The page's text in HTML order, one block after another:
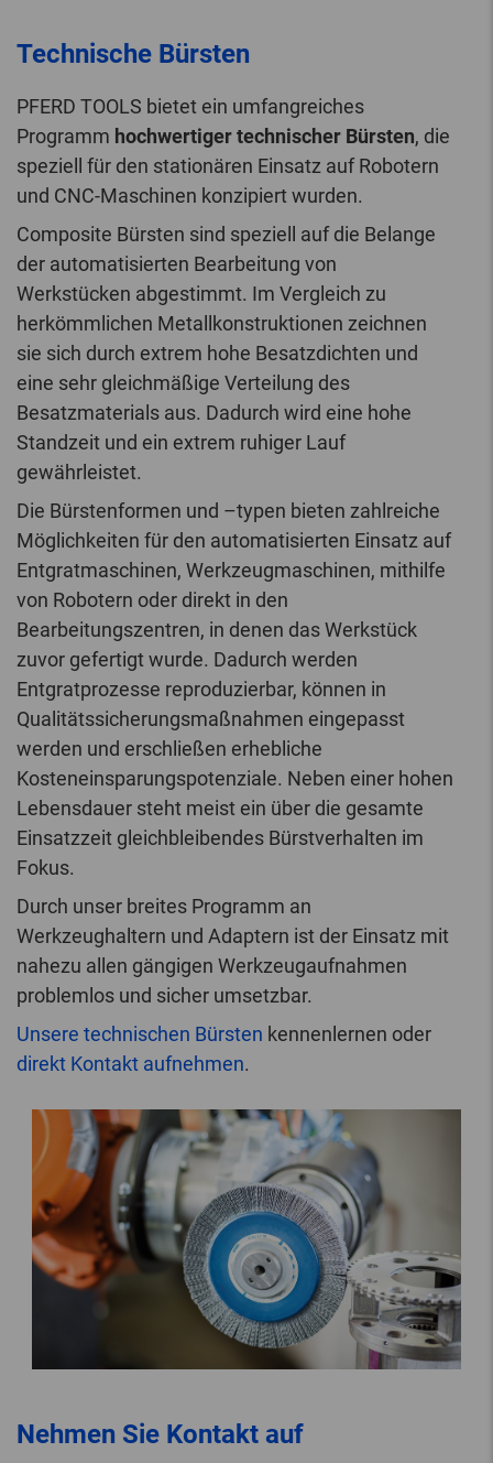
Technische Bürsten
PFERD TOOLS bietet ein umfangreiches
Programm hochwertiger technischer Bürsten, die
speziell für den stationären Einsatz auf Robotern
und CNC-Maschinen konzipiert wurden.
Composite Bürsten sind speziell auf die Belange
der automatisierten Bearbeitung von
Werkstücken abgestimmt. Im Vergleich zu
herkömmlichen Metallkonstruktionen zeichnen
sie sich durch extrem hohe Besatzdichten und
eine sehr gleichmäßige Verteilung des
Besatzmaterials aus. Dadurch wird eine hohe
Standzeit und ein extrem ruhiger Lauf
gewährleistet.
Die Bürstenformen und –typen bieten zahlreiche
Möglichkeiten für den automatisierten Einsatz auf
Entgratmaschinen, Werkzeugmaschinen, mithilfe
von Robotern oder direkt in den
Bearbeitungszentren, in denen das Werkstück
zuvor gefertigt wurde. Dadurch werden
Entgratprozesse reproduzierbar, können in
Qualitätssicherungsmaßnahmen eingepasst
werden und erschließen erhebliche
Kosteneinsparungspotenziale. Neben einer hohen
Lebensdauer steht meist ein über die gesamte
Einsatzzeit gleichbleibendes Bürstverhalten im
Fokus.
Durch unser breites Programm an
Werkzeughaltern und Adaptern ist der Einsatz mit
nahezu allen gängigen Werkzeugaufnahmen
problemlos und sicher umsetzbar.
Unsere technischen Bürsten kennenlernen oder
direkt Kontakt aufnehmen.
Nehmen Sie Kontakt auf